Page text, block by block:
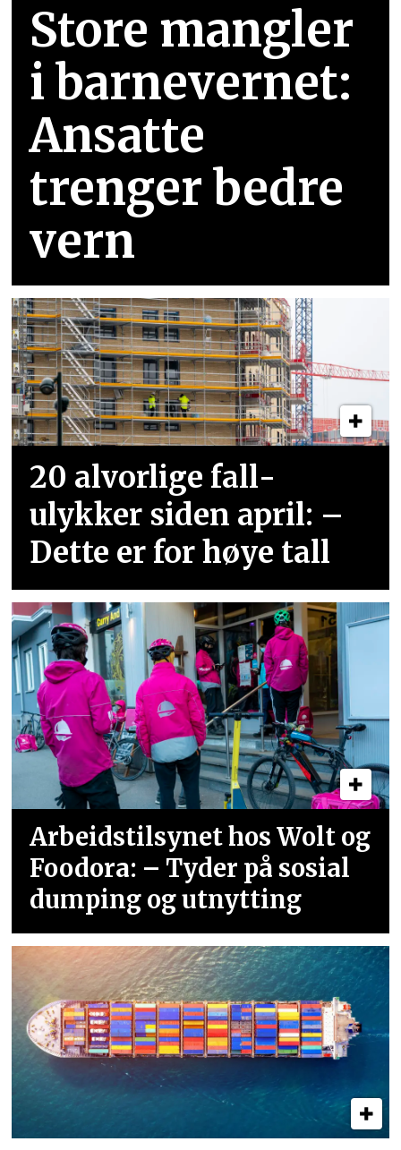
Store mangler
i barnevernet:
Ansatte
trenger bedre
vern
20 alvorlige fall­
ulykker siden april: –
Dette er for høye tall
Arbeidstilsynet hos Wolt og
Foodora: – Tyder på sosial
dumping og utnytting